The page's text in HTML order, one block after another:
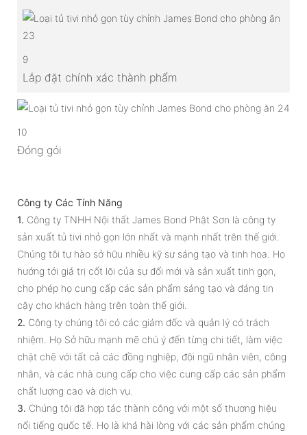
9
Lắp đặt chính xác thành phẩm
10
Đóng gói
Công ty Các Tính Năng
1. Công ty TNHH Nội thất James Bond Phật Sơn là công ty
sản xuất tủ tivi nhỏ gọn lớn nhất và mạnh nhất trên thế giới.
Chúng tôi tự hào sở hữu nhiều kỹ sư sáng tạo và tinh hoa. Họ
hướng tới giá trị cốt lõi của sự đổi mới và sản xuất tinh gọn,
cho phép họ cung cấp các sản phẩm sáng tạo và đáng tin
cậy cho khách hàng trên toàn thế giới.
2. Công ty chúng tôi có các giám đốc và quản lý có trách
nhiệm. Họ Sở hữu mạnh mẽ chú ý đến từng chi tiết, làm việc
chặt chẽ với tất cả các đồng nghiệp, đội ngũ nhân viên, công
nhân, và các nhà cung cấp cho việc cung cấp các sản phẩm
chất lượng cao và dịch vụ.
3. Chúng tôi đã hợp tác thành công với một số thương hiệu
nổi tiếng quốc tế. Họ là khá hài lòng với các sản phẩm chúng